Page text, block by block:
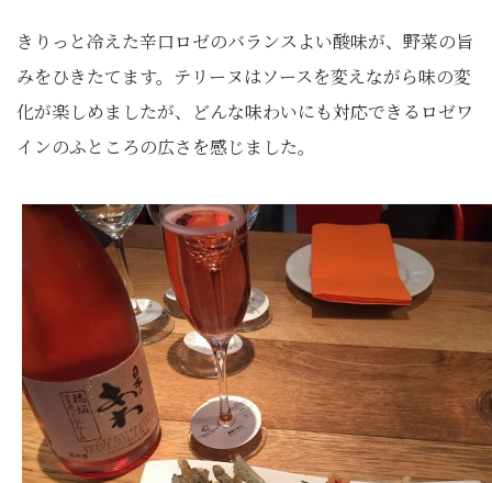
きりっと冷えた辛口ロゼのバランスよい酸味が、野菜の旨
みをひきたてます。テリーヌはソースを変えながら味の変
化が楽しめましたが、どんな味わいにも対応できるロゼワ
インのふところの広さを感じました。